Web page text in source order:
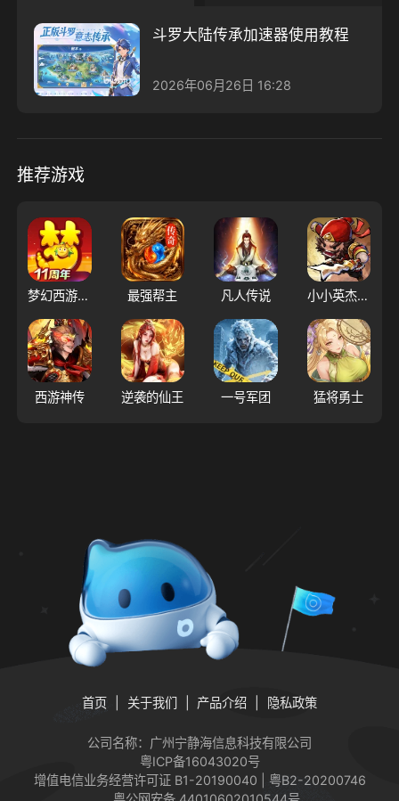
斗罗大陆传承加速器使用教程
2026年06月26日 16:28
推荐游戏
梦幻西游（大陆服） 最强帮主 凡人传说 小小英杰：合战天下
西游神传 逆袭的仙王 一号军团 猛将勇士
首页 关于我们 产品介绍 隐私政策
公司名称：广州宁静海信息科技有限公司
粤ICP备16043020号
增值电信业务经营许可证 B1-20190040 | 粤B2-20200746